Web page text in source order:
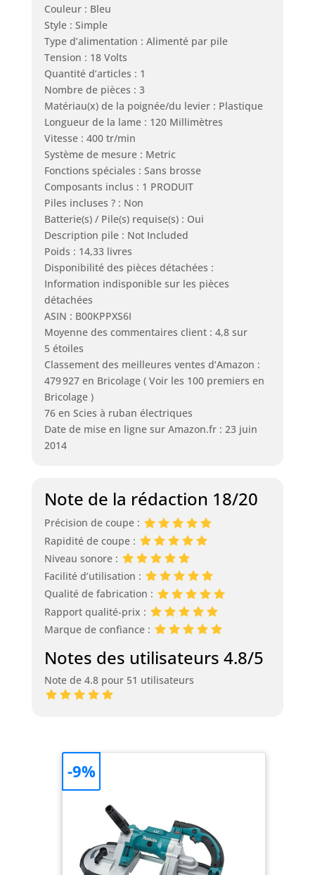
Couleur : Bleu
Style : Simple
Type d’alimentation : Alimenté par pile
Tension : 18 Volts
Quantité d’articles : 1
Nombre de pièces : 3
Matériau(x) de la poignée/du levier : Plastique
Longueur de la lame : 120 Millimètres
Vitesse : 400 tr/min
Système de mesure : Metric
Fonctions spéciales : Sans brosse
Composants inclus : 1 PRODUIT
Piles incluses ? : Non
Batterie(s) / Pile(s) requise(s) : Oui
Description pile : Not Included
Poids : 14,33 livres
Disponibilité des pièces détachées :
Information indisponible sur les pièces
détachées
ASIN : B00KPPXS6I
Moyenne des commentaires client : 4,8 sur
5 étoiles
Classement des meilleures ventes d’Amazon :
479 927 en Bricolage ( Voir les 100 premiers en
Bricolage )
76 en Scies à ruban électriques
Date de mise en ligne sur Amazon.fr : 23 juin
2014
Note de la rédaction 18/20
Précision de coupe :
Rapidité de coupe :
Niveau sonore :
Facilité d’utilisation :
Qualité de fabrication :
Rapport qualité-prix :
Marque de confiance :
Notes des utilisateurs 4.8/5
Note de 4.8 pour 51 utilisateurs
-9%